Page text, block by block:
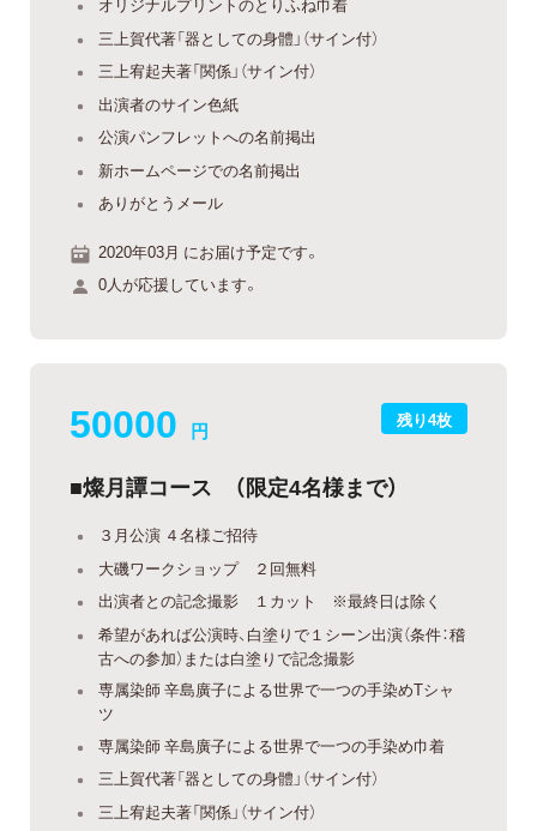
オリジナルプリントのとりふね巾着
三上賀代著「器としての身體」（サイン付）
三上宥起夫著「関係」（サイン付）
出演者のサイン色紙
公演パンフレットへの名前掲出
新ホームページでの名前掲出
ありがとうメール
2020年03月 にお届け予定です。
0人が応援しています。
残り4枚
50000 円
■燦月譚コース （限定4名様まで）
３月公演 ４名様ご招待
大磯ワークショップ ２回無料
出演者との記念撮影 １カット ※最終日は除く
希望があれば公演時、白塗りで１シーン出演（条件：稽
古への参加）または白塗りで記念撮影
専属染師 辛島廣子による世界で一つの手染めTシャ
ツ
専属染師 辛島廣子による世界で一つの手染め巾着
三上賀代著「器としての身體」（サイン付）
三上宥起夫著「関係」（サイン付）